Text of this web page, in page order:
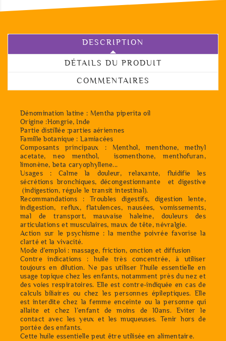
DESCRIPTION
DÉTAILS DU PRODUIT
COMMENTAIRES
Dénomination latine : Mentha piperita oil
Origine :Hongrie, Inde
Partie distillée :parties aériennes
Famille botanique : Lamiacées
Composants principaux : Menthol, menthone, methyl
acetate, neo menthol, isomenthone, menthofuran,
limonène, beta caryophyllene...
Usages : Calme la douleur, relaxante, fluidifie les
sécrétions bronchiques, décongestionnante et digestive
(indigestion, régule le transit intestinal).
Recommandations : Troubles digestifs, digestion lente,
indigestion, reflux, flatulences, nausées, vomissements,
mal de transport, mauvaise haleine, douleurs des
articulations et musculaires, maux de tête, névralgie.
Action sur le psychisme : la menthe poivrée favorise la
clarté et la vivacité.
Mode d’emploi : massage, friction, onction et diffusion
Contre indications : huile très concentrée, à utiliser
toujours en dilution. Ne pas utiliser l'huile essentielle en
usage topique chez les enfants, notamment près du nez et
des voies respiratoires. Elle est contre-indiquée en cas de
calculs biliaires ou chez les personnes épileptiques. Elle
est interdite chez la femme enceinte ou la personne qui
allaite et chez l’enfant de moins de 10ans. Eviter le
contact avec les yeux et les muqueuses. Tenir hors de
portée des enfants.
Cette huile essentielle peut être utilisée en alimentaire.